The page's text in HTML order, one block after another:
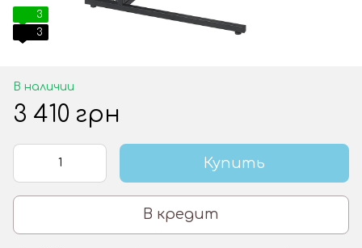
3
3
В наличии
3 410 грн
Купить
В кредит